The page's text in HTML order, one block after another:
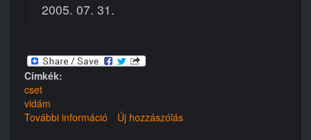
2005. 07. 31.
Címkék:
cset
vidám
További információ Dicsérő
Új hozzászólás